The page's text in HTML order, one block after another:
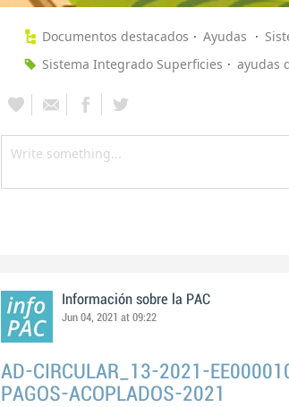
Documentos destacados Ayudas
Sistema Integrado Superficies
ayudas
Información sobre la PAC
Jun 04, 2021 at 09:22
AD-CIRCULAR_13-2021-
PAGOS-ACOPLADOS-2021